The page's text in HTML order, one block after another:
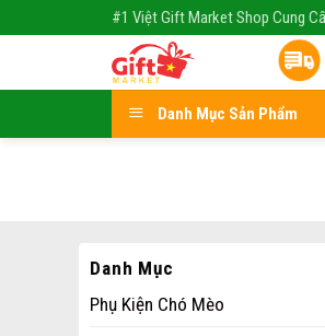
#1 Việt Gift Market Shop Cung
Danh Mục Sản Phẩm
Danh Mục
Phụ Kiện Chó Mèo